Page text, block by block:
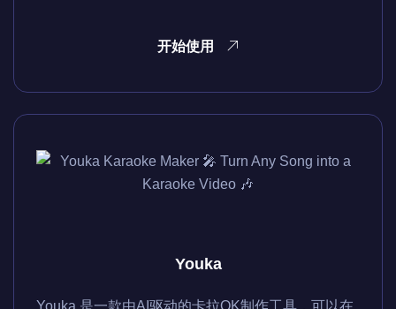
开始使用
Youka